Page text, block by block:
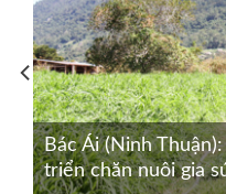
Bác Ái (Ninh
triển chăn nuôi gia